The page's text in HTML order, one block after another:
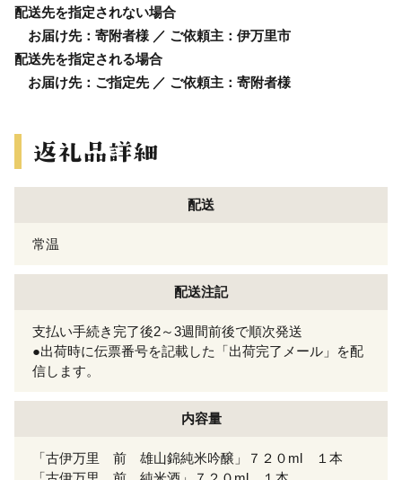
配送先を指定されない場合
お届け先：寄附者様 ／ ご依頼主：伊万里市
配送先を指定される場合
お届け先：ご指定先 ／ ご依頼主：寄附者様
配送
常温
配送注記
支払い手続き完了後2～3週間前後で順次発送
●出荷時に伝票番号を記載した「出荷完了メール」を配
信します。
内容量
「古伊万里 前 雄山錦純米吟醸」７２０ml １本